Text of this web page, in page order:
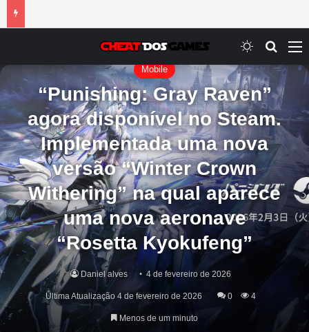
Switch skin
Mobile
“Punishing: Gray Raven”
agora disponível no Steam.
Implementada uma nova
versão “Winter Crown
Withering” na qual aparece
uma nova aeronave
“Rosetta Kyokufeng”
Daniel alves 4 de fevereiro de 2026
Última Atualização 4 de fevereiro de 2026 0 4
Menos de um minuto